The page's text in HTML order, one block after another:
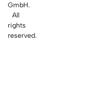
GmbH.
All
rights
reserved.